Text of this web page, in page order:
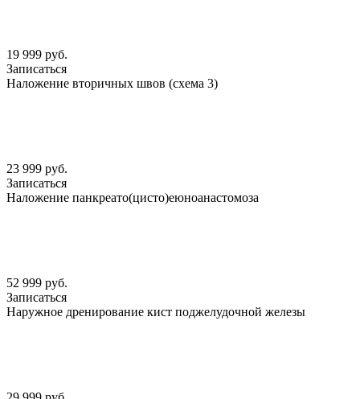
19 999 руб.
Записаться
Наложение вторичных швов (схема 3)
23 999 руб.
Записаться
Наложение панкреато(цисто)еюноанастомоза
52 999 руб.
Записаться
Наружное дренирование кист поджелудочной железы